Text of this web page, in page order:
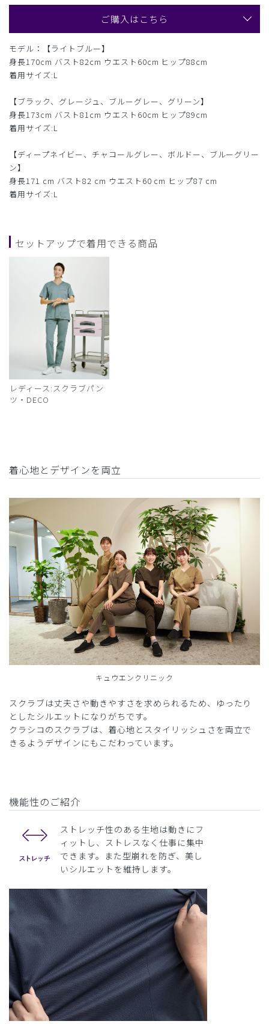
ご購入はこちら
モデル：【ライトブルー】
身長170cm バスト82cm ウエスト60cm ヒップ88cm
着用サイズ:L
【ブラック、グレージュ、ブルーグレー、グリーン】
身長173cm バスト81cm ウエスト60cm ヒップ89cm
着用サイズ:L
【ディープネイビー、チャコールグレー、ボルドー、ブルーグリー
ン】
身長171 cm バスト82 cm ウエスト60 cm ヒップ87 cm
着用サイズ:L
セットアップで着用できる商品
レディース:スクラブパン
ツ・DECO
着心地とデザインを両立
キュウエンクリニック
スクラブは丈夫さや動きやすさを求められるため、ゆったり
としたシルエットになりがちです。
クラシコのスクラブは、着心地とスタイリッシュさを両立で
きるようデザインにもこだわっています。
機能性のご紹介
ストレッチ性のある生地は動きにフ
ィットし、ストレスなく仕事に集中
できます。また型崩れを防ぎ、美し
いシルエットを維持します。